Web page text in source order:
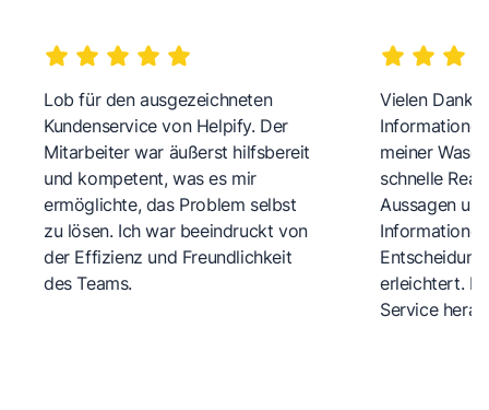
Lob für den ausgezeichneten
Kundenservice von Helpify. Der
Mitarbeiter war äußerst hilfsbereit
und kompetent, was es mir
ermöglichte, das Problem selbst
zu lösen. Ich war beeindruckt von
der Effizienz und Freundlichkeit
des Teams.
Vielen Dank
meiner
schnelle
Aussagen
erleichtert.
Service